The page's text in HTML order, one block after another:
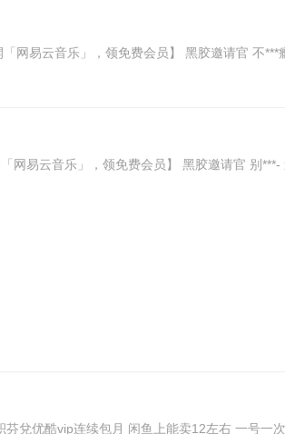
网易云音乐」，领免费会员】 黑胶邀请官 不
网易云音乐」，领免费会员】 黑胶邀请官 别
兌优酷vip连续包月 闲鱼上能卖12左右 一号一